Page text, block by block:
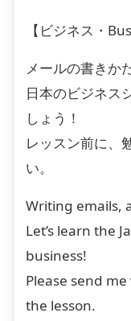
【ビジネス・
メールの書きか
日本のビジネス
しょう！
レッスン前に、
い。
Writing emails,
Let’s learn the
business!
Please send
the lesson.